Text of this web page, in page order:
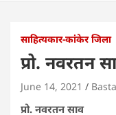
साहित्यकार-कांकेर जिला
प्रो. नवरतन
June 14, 2021
प्रो. नवरतन साव